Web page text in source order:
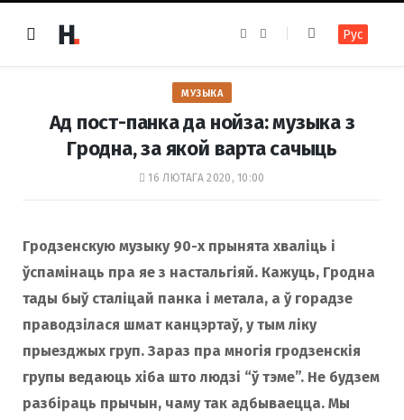
e
k
t
a
m
Рус
МУЗЫКА
Ад пост-панка да нойза: музыка з
Гродна, за якой варта сачыць
16 ЛЮТАГА 2020, 10:00
Гродзенскую музыку 90-х прынята хваліць і
ўспамінаць пра яе з настальгіяй. Кажуць, Гродна
тады быў сталіцай панка і метала, а ў горадзе
праводзілася шмат канцэртаў, у тым ліку
прыезджых груп. Зараз пра многія гродзенскія
групы ведаюць хіба што людзі “ў тэме”. Не будзем
разбіраць прычын, чаму так адбываецца. Мы